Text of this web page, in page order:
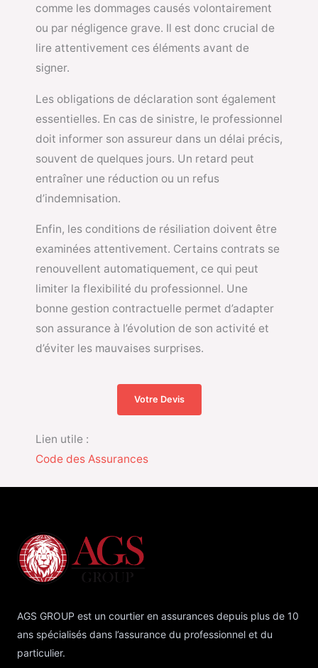
comme les dommages causés volontairement
ou par négligence grave. Il est donc crucial de
lire attentivement ces éléments avant de
signer.
Les obligations de déclaration sont également
essentielles. En cas de sinistre, le professionnel
doit informer son assureur dans un délai précis,
souvent de quelques jours. Un retard peut
entraîner une réduction ou un refus
d’indemnisation.
Enfin, les conditions de résiliation doivent être
examinées attentivement. Certains contrats se
renouvellent automatiquement, ce qui peut
limiter la flexibilité du professionnel. Une
bonne gestion contractuelle permet d’adapter
son assurance à l’évolution de son activité et
d’éviter les mauvaises surprises.
Votre Devis
Lien utile :
Code des Assurances
AGS GROUP est un courtier en assurances depuis plus de 10
ans spécialisés dans l’assurance du professionnel et du
particulier.